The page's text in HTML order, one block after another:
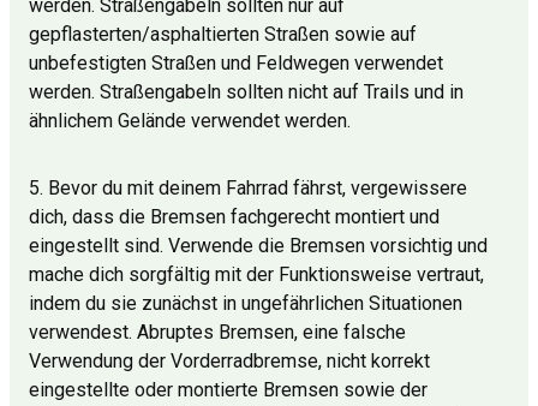
werden. Straßengabeln sollten nur auf
gepflasterten/asphaltierten Straßen sowie auf
unbefestigten Straßen und Feldwegen verwendet
werden. Straßengabeln sollten nicht auf Trails und in
ähnlichem Gelände verwendet werden.
5. Bevor du mit deinem Fahrrad fährst, vergewissere
dich, dass die Bremsen fachgerecht montiert und
eingestellt sind. Verwende die Bremsen vorsichtig und
mache dich sorgfältig mit der Funktionsweise vertraut,
indem du sie zunächst in ungefährlichen Situationen
verwendest. Abruptes Bremsen, eine falsche
Verwendung der Vorderradbremse, nicht korrekt
eingestellte oder montierte Bremsen sowie der